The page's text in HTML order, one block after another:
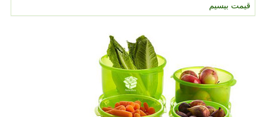
قیمت بیسیم